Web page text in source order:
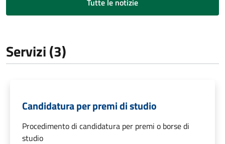
Servizi (3)
Candidatura per premi di studio
Procedimento di candidatura per premi o borse di
studio